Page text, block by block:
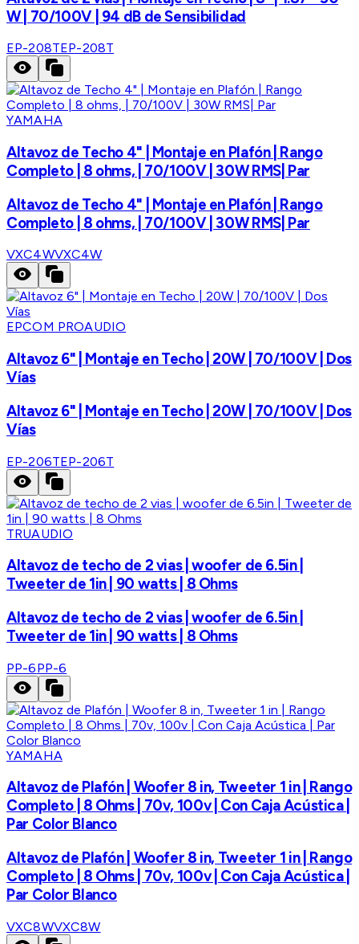
W | 70/100V | 94 dB de Sensibilidad
EP-208TEP-208T
YAMAHA
Altavoz de Techo 4" | Montaje en Plafón | Rango
Completo | 8 ohms, | 70/100V | 30W RMS| Par
Altavoz de Techo 4" | Montaje en Plafón | Rango
Completo | 8 ohms, | 70/100V | 30W RMS| Par
VXC4WVXC4W
EPCOM PROAUDIO
Altavoz 6" | Montaje en Techo | 20W | 70/100V | Dos
Vías
Altavoz 6" | Montaje en Techo | 20W | 70/100V | Dos
Vías
EP-206TEP-206T
TRUAUDIO
Altavoz de techo de 2 vias | woofer de 6.5in |
Tweeter de 1in | 90 watts | 8 Ohms
Altavoz de techo de 2 vias | woofer de 6.5in |
Tweeter de 1in | 90 watts | 8 Ohms
PP-6PP-6
YAMAHA
Altavoz de Plafón | Woofer 8 in, Tweeter 1 in | Rango
Completo | 8 Ohms | 70v, 100v | Con Caja Acústica |
Par Color Blanco
Altavoz de Plafón | Woofer 8 in, Tweeter 1 in | Rango
Completo | 8 Ohms | 70v, 100v | Con Caja Acústica |
Par Color Blanco
VXC8WVXC8W